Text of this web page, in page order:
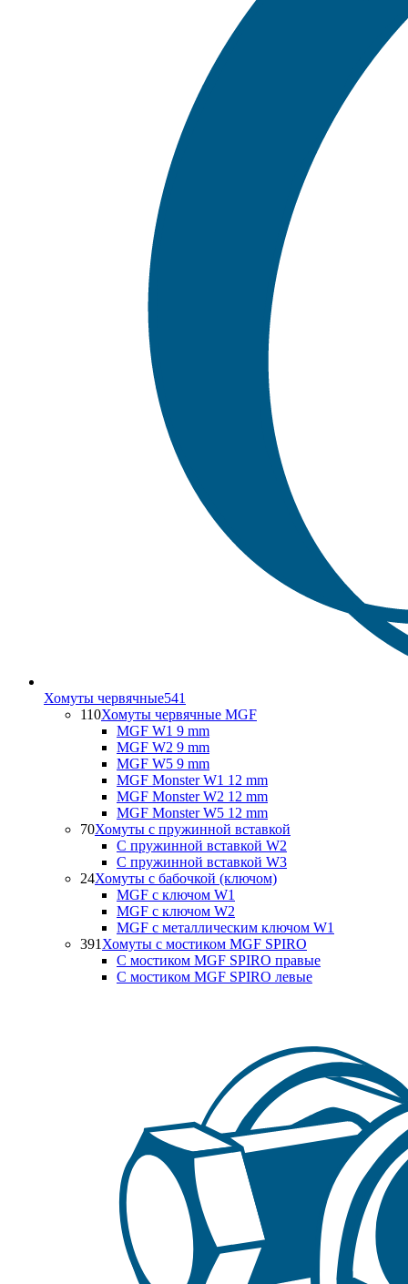
Хомуты червячные541
110Хомуты червячные MGF
MGF W1 9 mm
MGF W2 9 mm
MGF W5 9 mm
MGF Monster W1 12 mm
MGF Monster W2 12 mm
MGF Monster W5 12 mm
70Хомуты с пружинной вставкой
С пружинной вставкой W2
С пружинной вставкой W3
24Хомуты с бабочкой (ключом)
MGF с ключом W1
MGF с ключом W2
MGF с металлическим ключом W1
391 Хомуты с мостиком MGF SPIRO
С мостиком MGF SPIRO правые
С мостиком MGF SPIRO левые